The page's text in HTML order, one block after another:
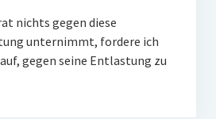
nichts gegen diese
unternimmt, fordere ich
gegen seine Entlastung zu